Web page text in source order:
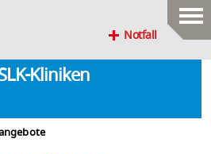
Notfall
Kliniken